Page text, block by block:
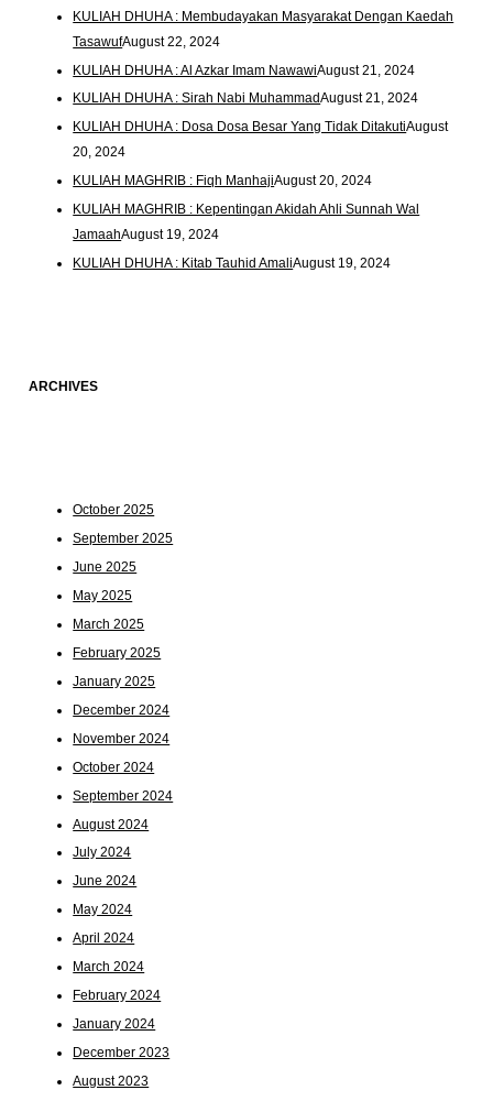
KULIAH DHUHA : Membudayakan Masyarakat Dengan Kaedah
TasawufAugust 22, 2024
KULIAH DHUHA : Al Azkar Imam NawawiAugust 21, 2024
KULIAH DHUHA : Sirah Nabi MuhammadAugust 21, 2024
KULIAH DHUHA : Dosa Dosa Besar Yang Tidak DitakutiAugust
20, 2024
KULIAH MAGHRIB : Fiqh ManhajiAugust 20, 2024
KULIAH MAGHRIB : Kepentingan Akidah Ahli Sunnah Wal
JamaahAugust 19, 2024
KULIAH DHUHA : Kitab Tauhid AmaliAugust 19, 2024
ARCHIVES
October 2025
September 2025
June 2025
May 2025
March 2025
February 2025
January 2025
December 2024
November 2024
October 2024
September 2024
August 2024
July 2024
June 2024
May 2024
April 2024
March 2024
February 2024
January 2024
December 2023
August 2023